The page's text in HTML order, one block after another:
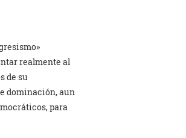
realmente al
de su
dominación, aun
para